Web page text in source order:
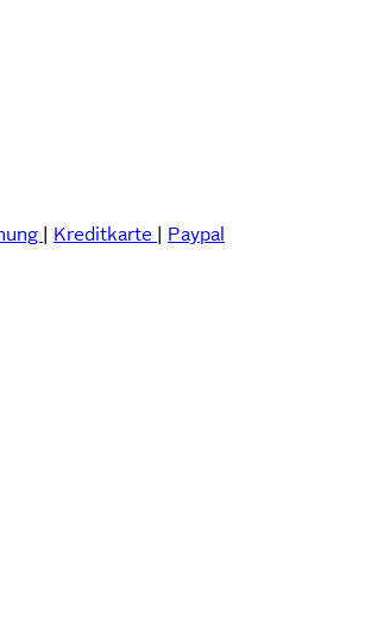
Kreditkarte Paypal